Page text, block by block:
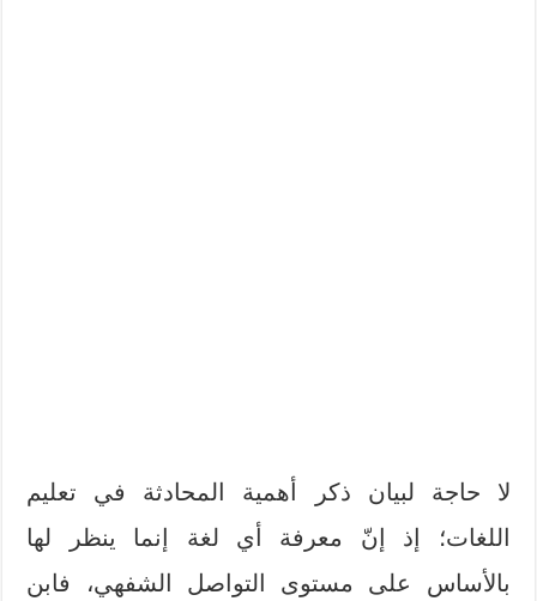
لا حاجة لبيان ذكر أهمية المحادثة في تعليم
اللغات؛ إذ إنّ معرفة أي لغة إنما ينظر لها
بالأساس على مستوى التواصل الشفهي، فابن